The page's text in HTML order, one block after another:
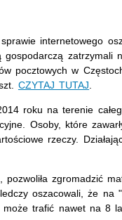
internetowego
zatrzymali
pocztowych w
CZYTAJ TUTAJ
roku na terenie
Osoby, które
rzeczy.
zgromadzić
oszacowali, że na
może trafić nawet na 8